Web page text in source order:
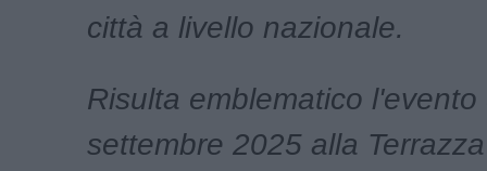
città a livello nazionale.
Risulta emblematico l'evento
settembre 2025 alla